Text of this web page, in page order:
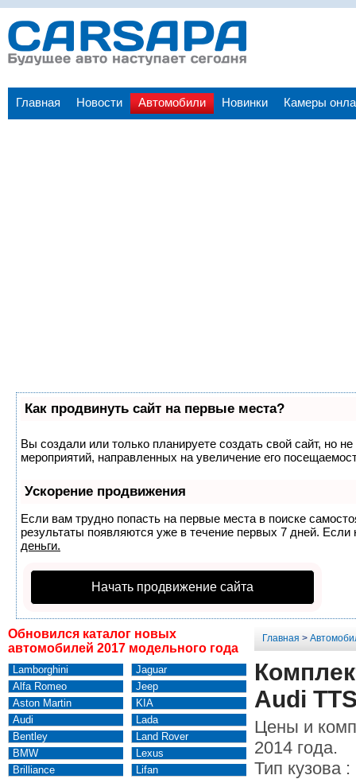
Главная Новости Автомобили Новинки Камеры
Как продвинуть сайт на первые места?
Вы создали или только планируете создать свой сайт, но
мероприятий, направленных на увеличение его
Ускорение продвижения
Если вам трудно попасть на первые места в поиске
результаты появляются уже в течение первых 7 дней.
деньги.
Начать продвижение сайта
Обновился каталог новых
автомобилей 2017 модельного года
Lamborghini
Alfa Romeo
Aston Martin
Audi
Bentley
BMW
Brilliance
Jaguar
Jeep
KIA
Lada
Land Rover
Lexus
Lifan
Главная >
Audi
Цены и
2014 года.
Тип кузова :